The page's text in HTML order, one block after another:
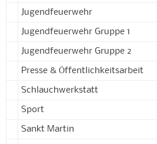
Jugendfeuerwehr
Jugendfeuerwehr Gruppe 1
Jugendfeuerwehr Gruppe 2
Presse & Öffentlichkeitsarbeit
Schlauchwerkstatt
Sport
Sankt Martin